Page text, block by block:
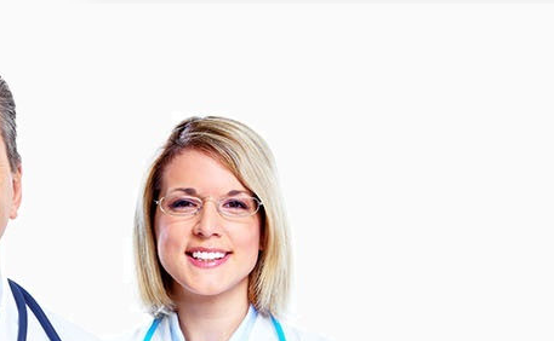
intervju, te dvije objave vašeg sadržaja na
Cijena usluge: 12 mj. 199 EUR + PDV
Kliknite ispod, kontaktirajte nas, te saznajte